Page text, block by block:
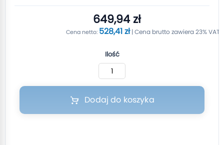
649,94 zł
528,41 zł
Ilość
Dodaj do koszyka